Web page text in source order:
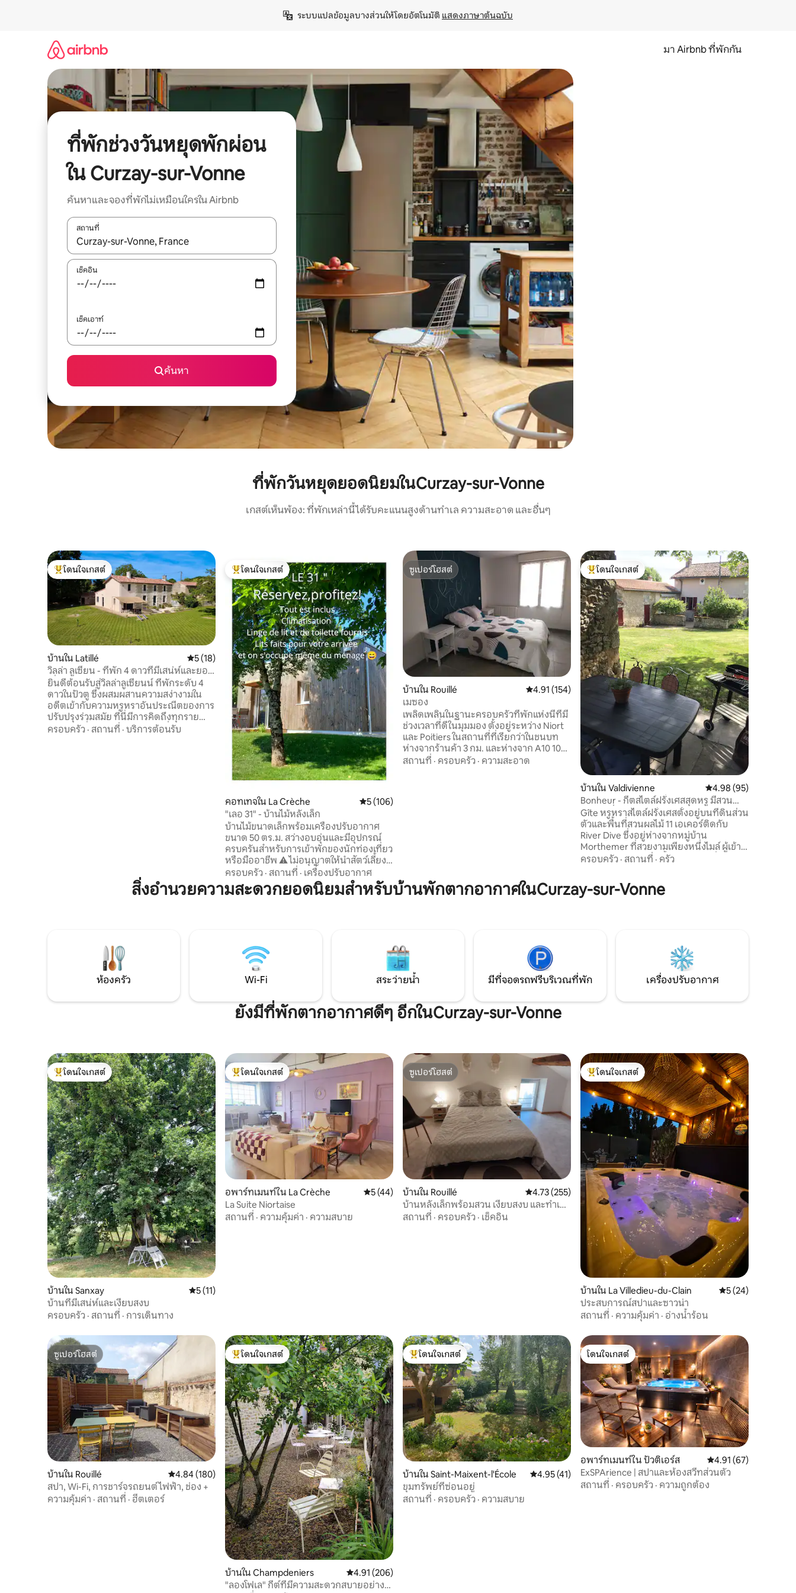
ระบบแปลข้อมูลบางส่วนให้โดยอัตโนมัติ แสดงภาษาต้นฉบับ
มา Airbnb ที่พักกัน
ที่พักช่วงวันหยุดพักผ่อน
ใน Curzay-sur-Vonne
ค้นหาและจองที่พักไม่เหมือนใครใน Airbnb
สถานที่
ใช้ลูกศรขึ้นลง หรือใช้การสัมผัสหรือปัด เพื่อสำรวจผลการค้นหา
เช็คอิน
เช็คเอาท์
ค้นหา
ที่พักวันหยุดยอดนิยมในCurzay-sur-Vonne
เกสต์เห็นพ้อง: ที่พักเหล่านี้ได้รับคะแนนสูงด้านทำเล ความสะอาด และอื่นๆ
โดนใจเกสต์ที่สุด
โดนใจเกสต์
บ้านใน Latillé คะแนนเฉลี่ย 5 จาก 5, 18 รีวิว
5 (18)
วิลล่า ลูเซียน - ที่พัก 4 ดาวที่มีเสน่ห์และยอด
เยี่ยม
ยินดีต้อนรับสู่วิลล่าลูเซียนน์ ที่พักระดับ 4
ดาวในปัวตู ซึ่งผสมผสานความสง่างามใน
อดีตเข้ากับความหรูหราอันประณีตของการ
ปรับปรุงร่วมสมัย ที่นี่มีการคิดถึงทุกราย
ละเอียดเพื่อมอบประสบการณ์ที่ไม่เหมือน
ครอบครัว · สถานที่ · บริการต้อนรับ
โดนใจเกสต์ที่สุด
โดนใจเกสต์
คอทเทจใน La Crèche คะแนนเฉลี่ย 5 จาก 5, 106 รีวิว
5 (106)
"เลอ 31" - บ้านไม้หลังเล็ก
บ้านไม้ขนาดเล็กพร้อมเครื่องปรับอากาศ
ขนาด 50 ตร.ม. สว่างอบอุ่นและมีอุปกรณ์
ครบครันสำหรับการเข้าพักของนักท่องเที่ยว
หรือมืออาชีพ ⚠️ ไม่อนุญาตให้นำสัตว์เลี้ยง
เข้าพัก โปรดเคารพกฎนี้ คุณสามารถ☀️
เพลิดเพลินกับแสงแดดบนระเบียงและร่มเงา
ในสวน🌳ที่มีต้นไม้🐦เรียงรายพร้อมเสียงนก
มาแรปัวเตวิน 30 นาที ลารอแชลและฟิวทู
สโคป 1 ชม.
ครอบครัว · สถานที่ · เครื่องปรับอากาศ
ซูเปอร์โฮสต์
ซูเปอร์โฮสต์
บ้านใน Rouillé คะแนนเฉลี่ย 4.91 จาก 5, 154 รีวิว
4.91 (154)
เมซอง
เพลิดเพลินในฐานะครอบครัวที่พักแห่งนี้ที่มี
ช่วงเวลาที่ดีในมุมมอง ตั้งอยู่ระหว่าง Niort
และ Poitiers ในสถานที่ที่เรียกว่าในชนบท
ห่างจากร้านค้า 3 กม. และห่างจาก A10 10
นาที มีลานจอดรถส่วนตัว เฟอร์นิเจอร์และ
สถานที่ · ครอบครัว · ความสะอาด
โดนใจเกสต์ที่สุด
โดนใจเกสต์
บ้านใน Valdivienne คะแนนเฉลี่ย 4.98 จาก
4.98 (95)
Bonheur - กีตสไตล์ฝรั่งเศสสุดหรู มีสวน
ส่วนตัวที่ปลอดภัย
Gîte หรูหราสไตล์ฝรั่งเศสตั้งอยู่บนที่ดินส่วน
ตัวและพื้นที่สวนผลไม้ 11 เอเคอร์ติดกับ
River Dive ซึ่งอยู่ห่างจากหมู่บ้าน
Morthemer ที่สวยงามเพียงหนึ่งไมล์ ผู้เข้า
พักสามารถใช้บ้านได้ทั้งหลังมีห้องนั่งเล่น
ถึงห้องครัวที่มีอุปกรณ์ครบครัน เตียงคิงไซส์
แสนสบายและห้องน้ำในตัว ยินดีต้อนรับ
ครอบครัว · สถานที่ · ครัว
สิ่งอำนวยความสะดวกยอดนิยมสำหรับบ้านพักตากอากาศในCurzay-sur-Vonne
ห้องครัว Wi-Fi สระว่ายน้ำ มีที่จอดรถฟรีบริเวณที่พัก เครื่องปรับอากาศ
ยังมีที่พักตากอากาศดีๆ อีกในCurzay-sur-Vonne
โดนใจเกสต์ที่สุด
โดนใจเกสต์
บ้านใน Sanxay คะแนนเฉลี่ย 5 จาก 5, 11 รีวิว
5 (11)
บ้านที่มีเสน่ห์และเงียบสงบ
ครอบครัว · สถานที่ · การเดินทาง
โดนใจเกสต์ที่สุด
โดนใจเกสต์
อพาร์ทเมนท์ใน La Crèche คะแนนเฉลี่ย 5 จาก 5, 44 รีวิว
5 (44)
La Suite Niortaise
สถานที่ · ความคุ้มค่า · ความสบาย
ซูเปอร์โฮสต์
ซูเปอร์โฮสต์
บ้านใน Rouillé คะแนนเฉลี่ย 4.73 จาก 5, 255 รีวิว
4.73 (255)
บ้านหลังเล็กพร้อมสวน เงียบสงบ และทำเล
ดี
สถานที่ · ครอบครัว · เช็คอิน
โดนใจเกสต์ที่สุด
โดนใจเกสต์
บ้านใน La Villedieu-du-Clain คะแนนเฉลี่ย 5 จาก
5 (24)
ประสบการณ์สปาและซาวน่า
สถานที่ · ความคุ้มค่า · อ่างน้ำร้อน
ซูเปอร์โฮสต์
ซูเปอร์โฮสต์
บ้านใน Rouillé คะแนนเฉลี่ย 4.84 จาก 5, 180 รีวิว
4.84 (180)
สปา, Wi-Fi, การชาร์จรถยนต์ไฟฟ้า, ช่อง +
ความคุ้มค่า · สถานที่ · ฮีตเตอร์
โดนใจเกสต์ที่สุด
โดนใจเกสต์
บ้านใน Champdeniers คะแนนเฉลี่ย 4.91 จาก 5, 206 รีวิว
4.91 (206)
"ลองโฟเล" กีต์ที่มีความสะดวกสบายอย่าง
โดนใจเกสต์ที่สุด
โดนใจเกสต์
บ้านใน Saint-Maixent-l'École คะแนนเฉลี่ย 4.95 จาก 5, 41 รีวิว
4.95 (41)
ขุมทรัพย์ที่ซ่อนอยู่
สถานที่ · ครอบครัว · ความสบาย
โดนใจเกสต์
โดนใจเกสต์
อพาร์ทเมนท์ใน ปัวติเอร์ส คะแนนเฉลี่ย 4.91 จาก
4.91 (67)
ExSPArience | สปาและห้องสวีทส่วนตัว
สถานที่ · ครอบครัว · ความถูกต้อง